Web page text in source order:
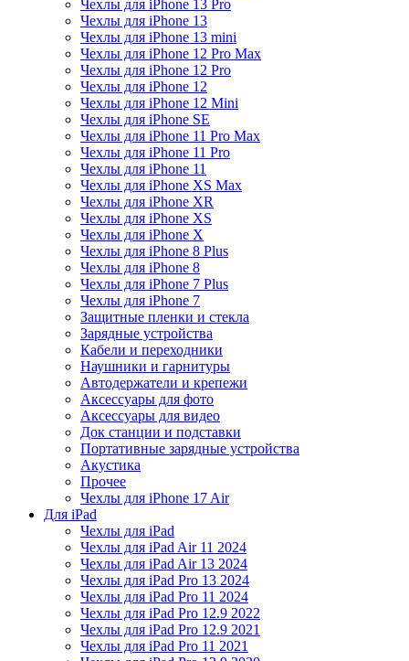
Чехлы для iPhone 13 Pro
Чехлы для iPhone 13
Чехлы для iPhone 13 mini
Чехлы для iPhone 12 Pro Max
Чехлы для iPhone 12 Pro
Чехлы для iPhone 12
Чехлы для iPhone 12 Mini
Чехлы для iPhone SE
Чехлы для iPhone 11 Pro Max
Чехлы для iPhone 11 Pro
Чехлы для iPhone 11
Чехлы для iPhone XS Max
Чехлы для iPhone XR
Чехлы для iPhone XS
Чехлы для iPhone X
Чехлы для iPhone 8 Plus
Чехлы для iPhone 8
Чехлы для iPhone 7 Plus
Чехлы для iPhone 7
Защитные пленки и стекла
Зарядные устройства
Кабели и переходники
Наушники и гарнитуры
Автодержатели и крепежи
Аксессуары для фото
Аксессуары для видео
Док станции и подставки
Портативные зарядные устройства
Акустика
Прочее
Чехлы для iPhone 17 Air
Для iPad
Чехлы для iPad
Чехлы для iPad Air 11 2024
Чехлы для iPad Air 13 2024
Чехлы для iPad Pro 13 2024
Чехлы для iPad Pro 11 2024
Чехлы для iPad Pro 12.9 2022
Чехлы для iPad Pro 12.9 2021
Чехлы для iPad Pro 11 2021